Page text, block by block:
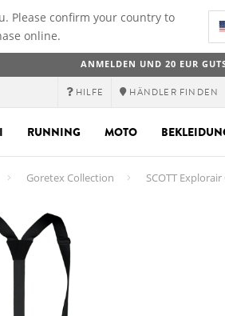
Please confirm your country to
online.
ANMELDEN UND 20 EUR
HILFE HÄNDLER FINDEN
RUNNING MOTO
Goretex Collection SCOTT